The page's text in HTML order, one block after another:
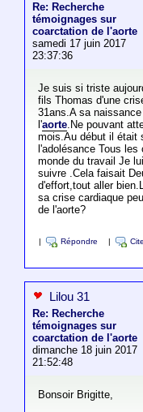
Re: Recherche
témoignages sur
coarctation de l'aorte
samedi 17 juin 2017
23:37:36
Je suis si triste
fils Thomas d'une
31ans.A sa
l'aorte.Ne pouvant
mois.Au début il était
l'adolésance Tous
monde du travail Je
suivre .Cela faisait
d'effort,tout aller
sa crise cardiaque
de l'aorte?
Répondre
Lilou 31
Re: Recherche
témoignages sur
coarctation de l'aorte
dimanche 18 juin 2017
21:52:48
Bonsoir Brigitte,